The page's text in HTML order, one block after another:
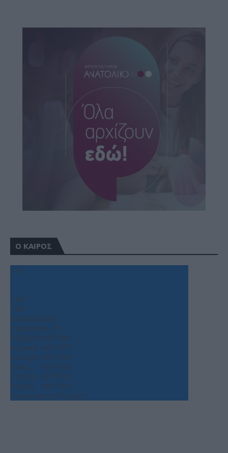
Ο ΚΑΙΡΟΣ
+33
°
C
+34°
+26°
Θεσσαλονίκη
Παρασκευή, 07
Σάββατο+40°+28°
Κυριακή +36°+27°
Δευτέρα +35°+26°
Τρίτη
+36°+25°
Τετάρτη +37°+24°
Πέμπτη
+36°+25°
Πρόγνωση για 7 μέρες